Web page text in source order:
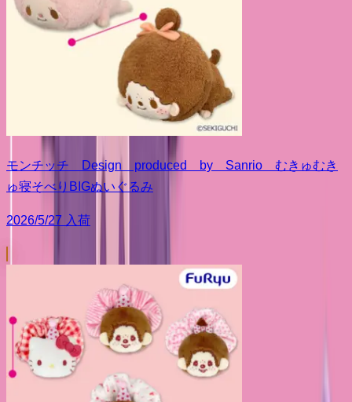
モンチッチ Design produced by Sanrio むきゅむき
ゅ寝そべりBIGぬいぐるみ
2026/5/27 入荷